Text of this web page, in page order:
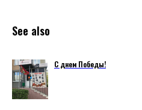
See also
С днем Победы!